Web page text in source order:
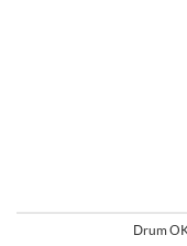
Drum